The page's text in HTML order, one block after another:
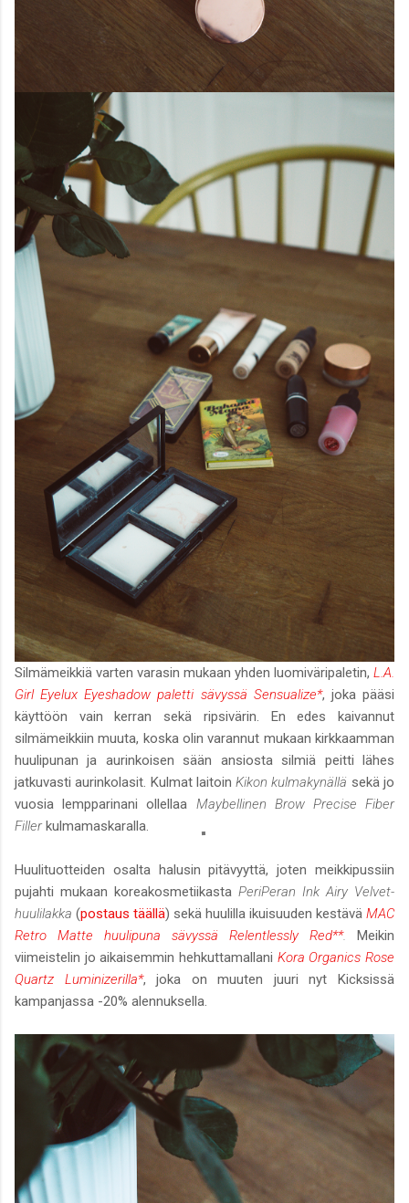
Silmämeikkiä varten varasin mukaan yhden luomiväripaletin, L.A.
Girl Eyelux Eyeshadow paletti sävyssä Sensualize*, joka pääsi
käyttöön vain kerran sekä ripsivärin. En edes kaivannut
silmämeikkiin muuta, koska olin varannut mukaan kirkkaamman
huulipunan ja aurinkoisen sään ansiosta silmiä peitti lähes
jatkuvasti aurinkolasit. Kulmat laitoinKikon kulmakynällä sekä jo
vuosia lempparinani ollellaa Maybellinen Brow Precise Fiber
Fillerkulmamaskaralla.
Huulituotteiden osalta halusin pitävyyttä, joten meikkipussiin
pujahti mukaan koreakosmetiikasta PeriPeran Ink Airy Velvet-
huulilakka (postaus täällä) sekä huulilla ikuisuuden kestävä MAC
Retro Matte huulipuna sävyssä Relentlessly Red**. Meikin
viimeistelin jo aikaisemmin hehkuttamallani Kora Organics Rose
Quartz Luminizerilla*, joka on muuten juuri nyt Kicksissä
kampanjassa -20% alennuksella.